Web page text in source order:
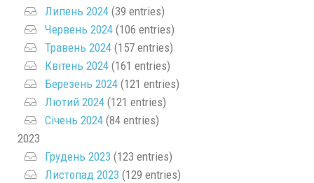
Липень 2024 (39 entries)
Червень 2024 (106 entries)
Травень 2024 (157 entries)
Квітень 2024 (161 entries)
Березень 2024 (121 entries)
Лютий 2024 (121 entries)
Січень 2024 (84 entries)
2023
Грудень 2023 (123 entries)
Листопад 2023 (129 entries)